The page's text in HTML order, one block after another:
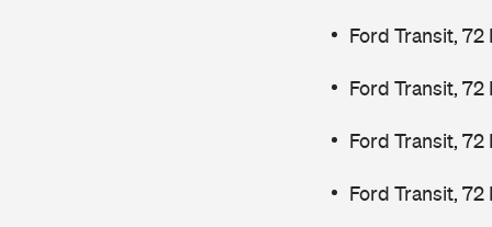
Ford Transit, 72
Ford Transit, 72
Ford Transit,
Ford Transit,